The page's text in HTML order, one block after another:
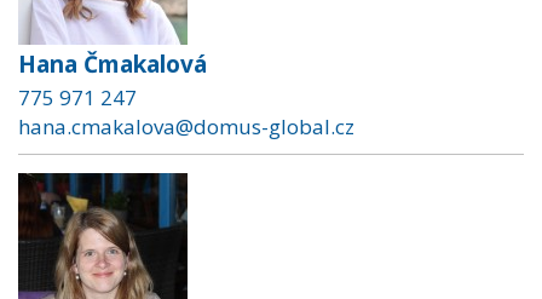
Hana Čmakalová
775 971 247
hana.cmakalova@domus-global.cz